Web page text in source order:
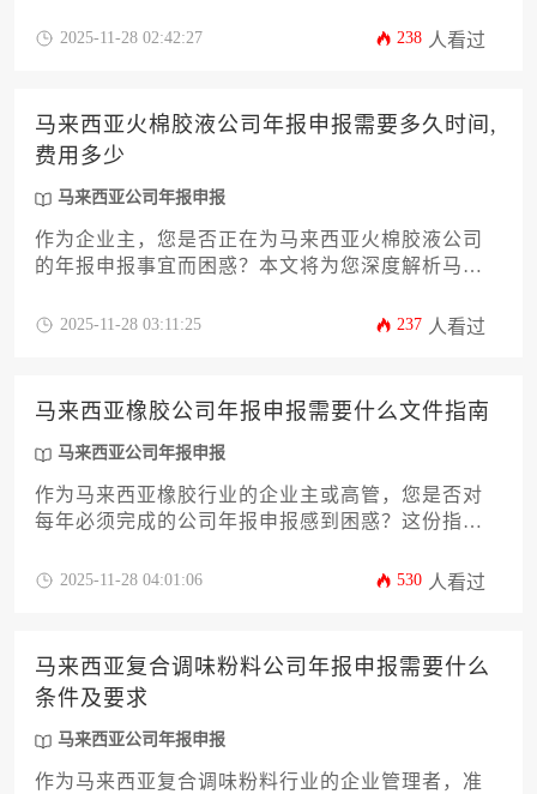
节。针对企业主及高管关注的时效性、成本控制和
2025-11-28 02:42:27 238 人看过
马来西亚火棉胶液公司年报申报需要多久时间,
费用多少
马来西亚公司年报申报
作为企业主，您是否正在为马来西亚火棉胶液公司
的年报申报事宜而困惑？本文将为您深度解析马来
间"和"费用多少"这两个核心问题。我们将从法规依
供一套切实可行的操作指南，帮助您规避风险、控
制成本，确保公司合规运营。
2025-11-28 03:11:25 237 人看过
马来西亚橡胶公司年报申报需要什么文件指南
马来西亚公司年报申报
作为马来西亚橡胶行业的企业主或高管，您是否对
每年必须完成的公司年报申报感到困惑？这份指南
项及合规策略。本文旨在为您提供一站式解决方
办理还是希望优化现有流程，本文都能提供实用参
考。
2025-11-28 04:01:06 530 人看过
马来西亚复合调味粉料公司年报申报需要什么
条件及要求
马来西亚公司年报申报
作为马来西亚复合调味粉料行业的企业管理者，准